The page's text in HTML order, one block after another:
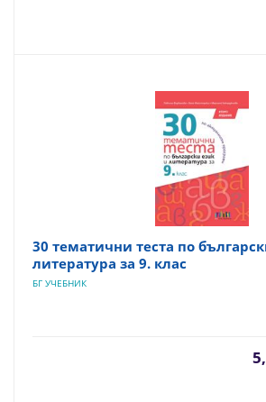
30 тематични теста по
литература за 9. клас
БГ УЧЕБНИК